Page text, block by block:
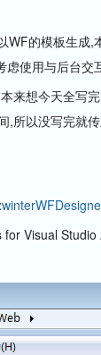
WF的模板生成
虑使用与后台交
来想今天全写
,所以没写完就
Visual Studio